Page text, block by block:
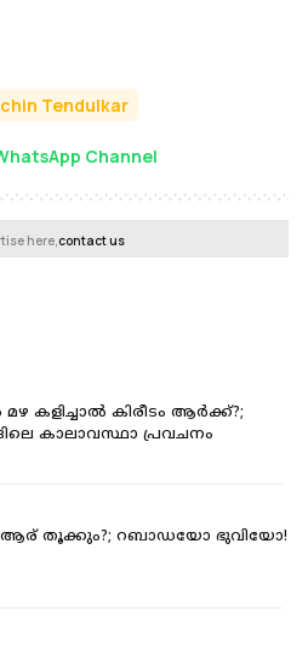
Tendulkar
Channel
here,contact us
കളിച്ചാൽ കിരീടം ആർക്ക്?;
കാലാവസ്ഥാ പ്രവചനം
ആര് തൂക്കും?; റബാഡയോ ഭുവിയോ!